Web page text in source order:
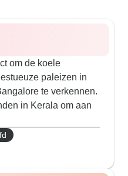
om de koele
paleizen in
te verkennen.
in Kerala om aan